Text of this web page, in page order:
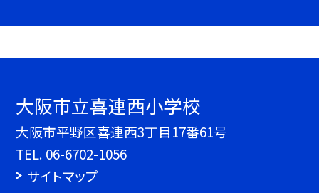
大阪市立喜連西小学校
大阪市平野区喜連西3丁目17番61号
TEL. 06-6702-1056
サイトマップ